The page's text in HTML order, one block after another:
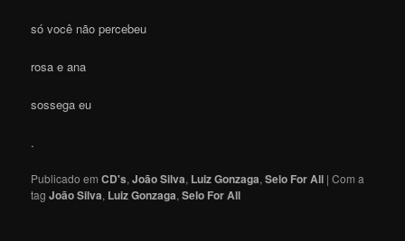
só você não percebeu
rosa e ana
sossega eu
.
Publicado em CD's,João Silva, Luiz Gonzaga,Selo For All |Com a
tagJoão Silva, Luiz Gonzaga,Selo For All